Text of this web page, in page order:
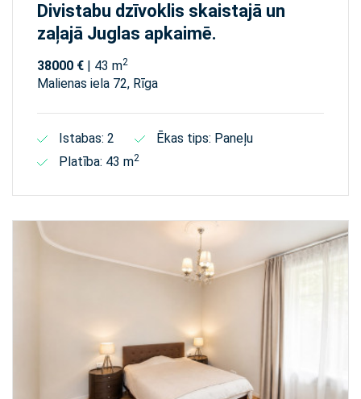
Divistabu dzīvoklis skaistajā un
zaļajā Juglas apkaimē.
38000 € | 43 m2
Malienas iela 72, Rīga
Istabas: 2
Ēkas tips: Paneļu
Platība: 43 m2